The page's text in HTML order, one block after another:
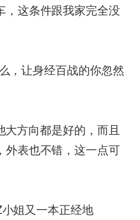
，这条件跟我家完全没
，让身经百战的你忽然
方向都是好的，而且
外表也不错，这一点可
姐又一本正经地